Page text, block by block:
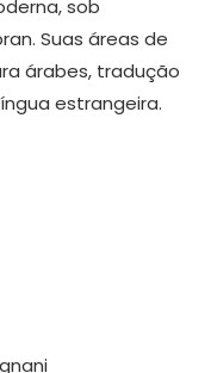
sob
Suas áreas de
árabes, tradução
estrangeira.